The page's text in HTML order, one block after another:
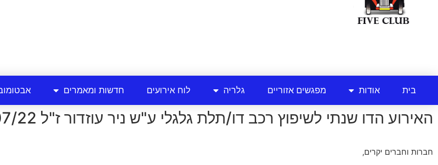
בית אודות מפגשים אזוריים גלריה לוח אירועים חדשות ומאמרים
האירוע הדו שנתי לשיפוץ רכב דו/תלת גלגלי ע"ש ניר עוזדור ז"ל 08/07/22
חברות וחברים יקרים,